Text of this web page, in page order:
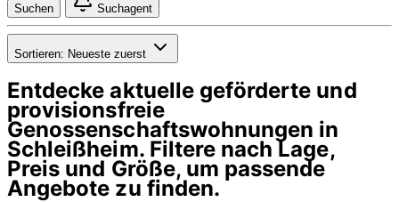
Suchen Suchagent
Sortieren: Neueste zuerst
Entdecke aktuelle geförderte und
provisionsfreie
Genossenschaftswohnungen in
Schleißheim. Filtere nach Lage,
Preis und Größe, um passende
Angebote zu finden.